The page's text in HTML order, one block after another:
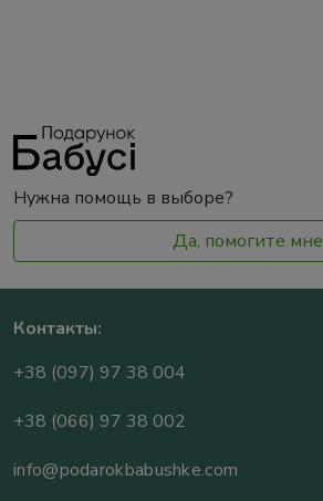
Нужна помощь в выборе?
Да, помогите мне
Контакты:
+38 (097) 97 38 004
+38 (066) 97 38 002
info@podarokbabushke.com